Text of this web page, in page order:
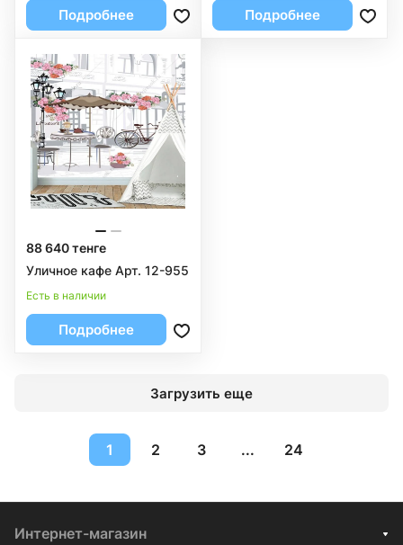
Подробнее Подробнее
88 640 тенге
Уличное кафе Арт. 12-955
Есть в наличии
Подробнее
Загрузить еще
1 2 3 ... 24
Интернет-магазин